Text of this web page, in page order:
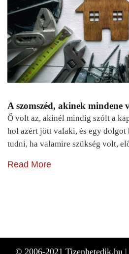
A szomszéd, akinek mindene
Ő volt az, akinél mindig szólt a
hol azért jött valaki, és egy dolgot
tudni, ha valamire szükség volt,
Read More
© 2006-2021 Tizenhetedik.hu |